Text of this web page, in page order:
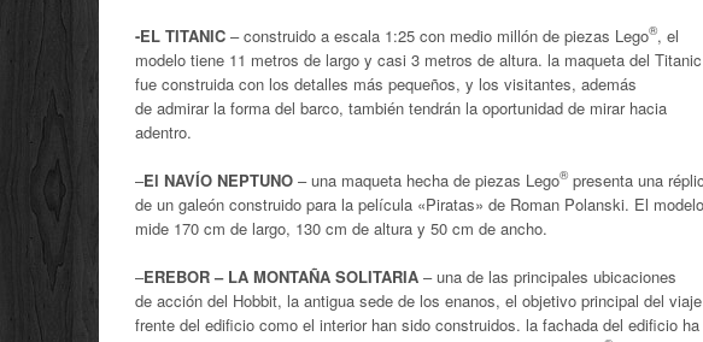
-EL TITANIC – construido a escala 1:25 con medio millón de piezas Lego®, el
modelo tiene 11 metros de largo y casi 3 metros de altura. la maqueta del Titanic
fue construida con los detalles más pequeños, y los visitantes, además
de admirar la forma del barco, también tendrán la oportunidad de mirar hacia
adentro.
–El NAVÍO NEPTUNO – una maqueta hecha de piezas Lego® presenta una
de un galeón construido para la película «Piratas» de Roman Polanski. El modelo
mide 170 cm de largo, 130 cm de altura y 50 cm de ancho.
–EREBOR – LA MONTAÑA SOLITARIA – una de las principales ubicaciones
de acción del Hobbit, la antigua sede de los enanos, el objetivo principal del
frente del edificio como el interior han sido construidos. la fachada del edificio